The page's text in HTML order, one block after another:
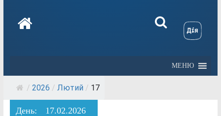
МЕНЮ
/ 2026 / Лютий / 17
День: 17.02.2026